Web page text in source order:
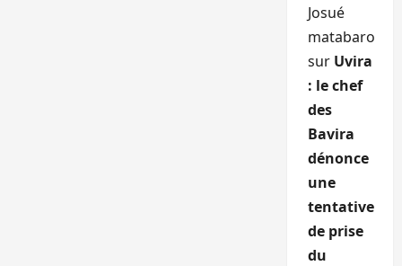
Josué
matabaro
sur Uvira
: le chef
des
Bavira
dénonce
une
tentative
de prise
du